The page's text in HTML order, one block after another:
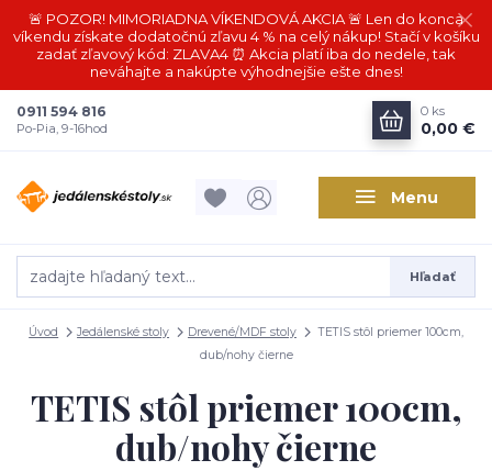
🚨 POZOR! MIMORIADNA VÍKENDOVÁ AKCIA 🚨 Len do konca
víkendu získate dodatočnú zľavu 4 % na celý nákup! Stačí v košíku
zadať zľavový kód: ZLAVA4 ⏰ Akcia platí iba do nedele, tak
neváhajte a nakúpte výhodnejšie ešte dnes!
Menu
Hľadať
0911 594 816
Po-Pia, 9-16hod
0 ks
0,00 €
Úvod Jedálenské stoly Drevené/MDF stoly
TETIS stôl priemer 100cm,
dub/nohy čierne
TETIS stôl priemer 100cm,
dub/nohy čierne